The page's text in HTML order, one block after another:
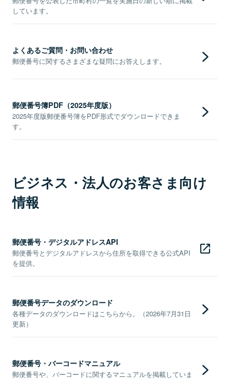
しています。
よくあるご質問・お問い合わせ
郵便番号に関するさまざまな疑問にお答えします。
郵便番号簿PDF（2025年度版）
2025年度版郵便番号簿をPDF形式でダウンロードできま
す。
ビジネス・法人のお客さま向け
情報
郵便番号・デジタルアドレスAPI
郵便番号とデジタルアドレスから住所を取得できる公式API
を提供。
郵便番号データのダウンロード
各種データのダウンロードはこちらから。（2026年7月31日
更新）
郵便番号・バーコードマニュアル
郵便番号や、バーコードに関するマニュアルを掲載していま